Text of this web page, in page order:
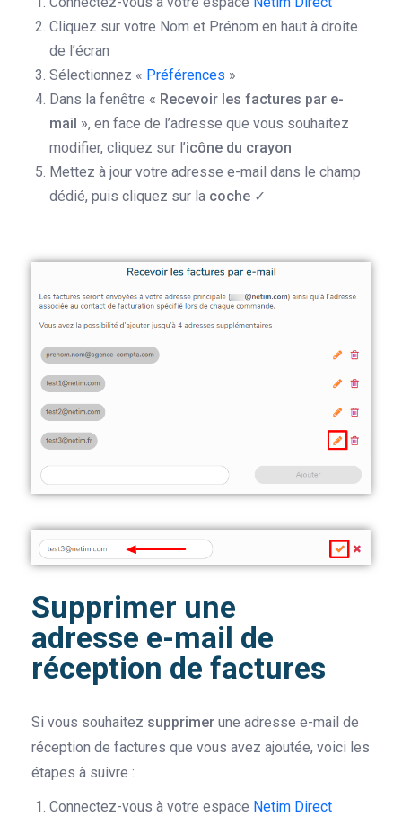
Cliquez sur votre Nom et Prénom en haut à droite
de l’écran
Sélectionnez « Préférences »
Dans la fenêtre « Recevoir les factures par e-
mail », en face de l’adresse que vous souhaitez
modifier, cliquez sur l’icône du crayon
Mettez à jour votre adresse e-mail dans le champ
dédié, puis cliquez sur la coche ✓
Supprimer une
adresse e-mail de
réception de factures
Si vous souhaitez supprimer une adresse e-mail de
réception de factures que vous avez ajoutée, voici les
étapes à suivre :
Connectez-vous à votre espace Netim Direct